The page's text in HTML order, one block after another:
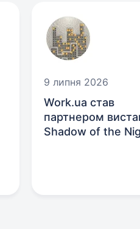
9 липня 2026
Work.ua став
партнером
Shadow of the